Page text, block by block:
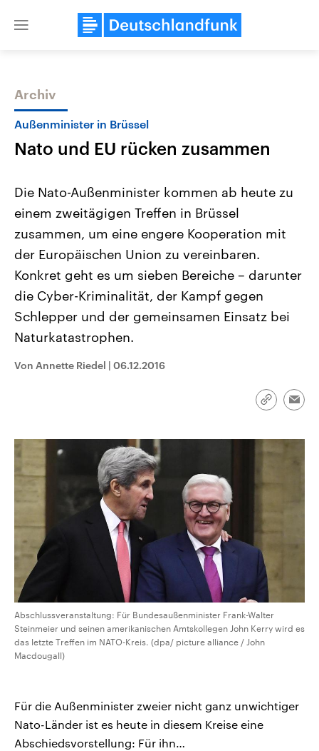
Close
Themen
Landtagswahl Sachsen-Anhalt
2026
Alle Informationen
Sachsen-Anhalt wählt am 6.
September 2026 einen neuen
Landtag. Seit 2021 wird das
Bundesland von einer Koalition aus
Umfragen, Prognosen,
und Hintergründe zu den Parteien
und Kandidaten der anstehenden
USA
Aktuelle Beiträge,
Hintergründe
Wirtschaftlich und
gehören die Vereinigten
den mächtigsten Ländern
mit großem Einfluss auf
Sendungen Programm
Archiv
Außenminister in Brüssel
Nato und EU rücken zusammen
Die Nato-Außenminister kommen ab heute zu
einem zweitägigen Treffen in Brüssel
zusammen, um eine engere Kooperation mit
der Europäischen Union zu vereinbaren.
Konkret geht es um sieben Bereiche – darunter
die Cyber-Kriminalität, der Kampf gegen
Schlepper und der gemeinsamen Einsatz bei
Naturkatastrophen.
Von Annette Riedel | 06.12.2016
Link
Abschlussveranstaltung: Für Bundesaußenminister Frank-Walter
Steinmeier und seinen amerikanischen Amtskollegen John Kerry wird es
das letzte Treffen im NATO-Kreis. (dpa/ picture alliance / John
Macdougall)
Für die Außenminister zweier nicht ganz unwichtiger
Nato-Länder ist es heute in diesem Kreise eine
Abschiedsvorstellung: Für ihn…